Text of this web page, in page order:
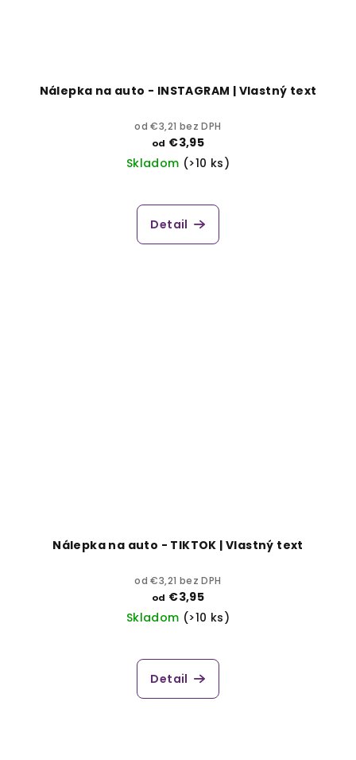
Nálepka na auto - INSTAGRAM | Vlastný text
od €3,21 bez DPH
od €3,95
Skladom (>10 ks)
Detail
Nálepka na auto - TIKTOK | Vlastný text
od €3,21 bez DPH
od €3,95
Skladom (>10 ks)
Detail